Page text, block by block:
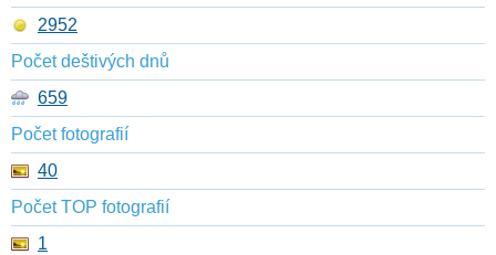
2952
Počet deštivých dnů
659
Počet fotografií
40
Počet TOP fotografií
1